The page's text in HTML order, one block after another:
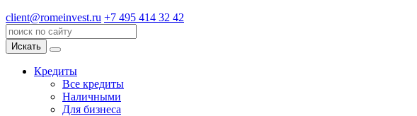
client@romeinvest.ru +7 495 414 32 42
Искать
Кредиты
Все кредиты
Наличными
Для бизнеса